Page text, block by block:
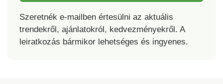
Szeretnék e-mailben értesülni az aktuális
trendekről, ajánlatokról, kedvezményekről. A
leiratkozás bármikor lehetséges és ingyenes.